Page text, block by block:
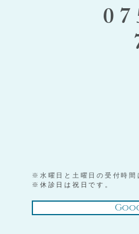
※水曜日と土曜日の受付時間
※休診日は祝日です。